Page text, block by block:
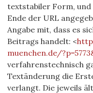
textstabiler Form, und
Ende der URL
Angabe mit, dass es
Beitrags handelt: <
muenchen.de/
verfahrenstechnisch
Textänderung die
verlangt. Die jeweils